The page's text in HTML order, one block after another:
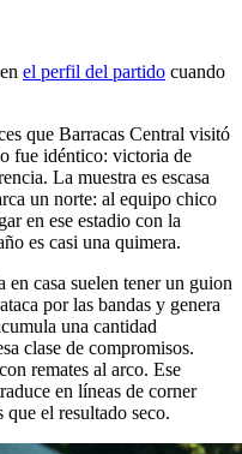
el perfil del partido cuando
que Barracas Central visitó
fue idéntico: victoria de
La muestra es escasa
un norte: al equipo chico
en ese estadio con la
es casi una quimera.
en casa suelen tener un guion
por las bandas y genera
una cantidad
clase de compromisos.
remates al arco. Ese
en líneas de corner
que el resultado seco.